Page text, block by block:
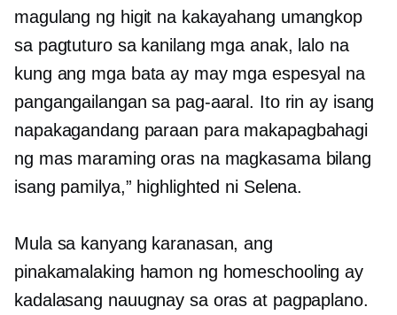
magulang ng higit na kakayahang umangkop
sa pagtuturo sa kanilang mga anak, lalo na
kung ang mga bata ay may mga espesyal na
pangangailangan sa pag-aaral. Ito rin ay isang
napakagandang paraan para makapagbahagi
ng mas maraming oras na magkasama bilang
isang pamilya,” highlighted ni Selena.
Mula sa kanyang karanasan, ang
pinakamalaking hamon ng homeschooling ay
kadalasang nauugnay sa oras at pagpaplano.